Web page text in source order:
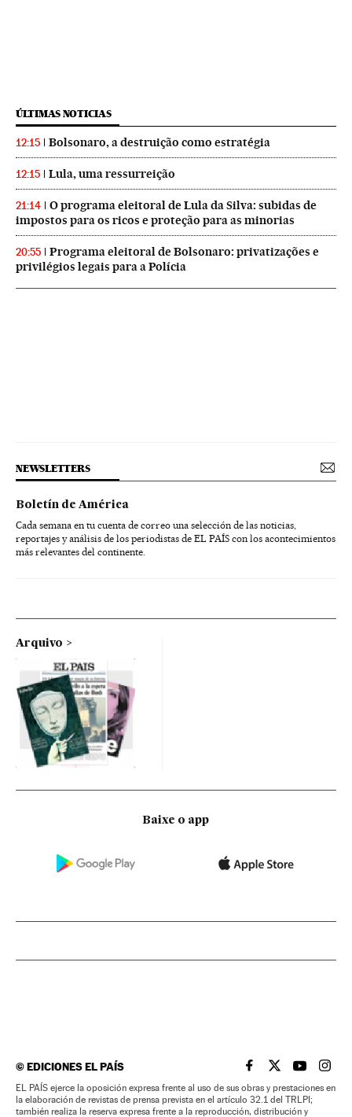
ÚLTIMAS NOTICIAS
12:15 Bolsonaro, a destruição como estratégia
12:15 Lula, uma ressurreição
21:14
O programa eleitoral de Lula da Silva: subidas de
impostos para os ricos e proteção para as minorias
20:55
Programa eleitoral de Bolsonaro: privatizações e
privilégios legais para a Polícia
NEWSLETTERS
Boletín de América
Cada semana en tu cuenta de correo una selección de las noticias,
reportajes y análisis de los periodistas de EL PAÍS con los acontecimientos
más relevantes del continente.
Arquivo
Baixe o app
©EDICIONES EL PAÍS EL PAÍS BRASIL EN
EL PAÍSEL PAÍS
EL
EL PAÍS ejerce la oposición expresa frente al uso de sus obras y prestaciones en
la elaboración de revistas de prensa prevista en el artículo 32.1 del TRLPI;
también realiza la reserva expresa frente a la reproducción, distribución y